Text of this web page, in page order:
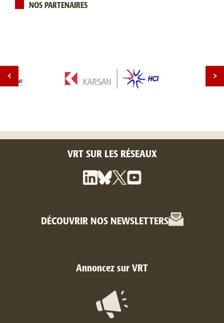
NOS PARTENAIRES
VRT SUR LES RÉSEAUX
DÉCOUVRIR NOS NEWSLETTERS
Annoncez sur VRT